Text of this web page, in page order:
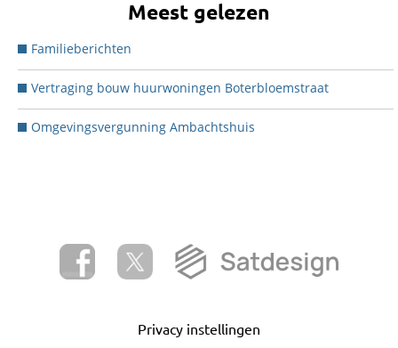
Meest gelezen
Familieberichten
Vertraging bouw huurwoningen Boterbloemstraat
Omgevingsvergunning Ambachtshuis
Privacy instellingen